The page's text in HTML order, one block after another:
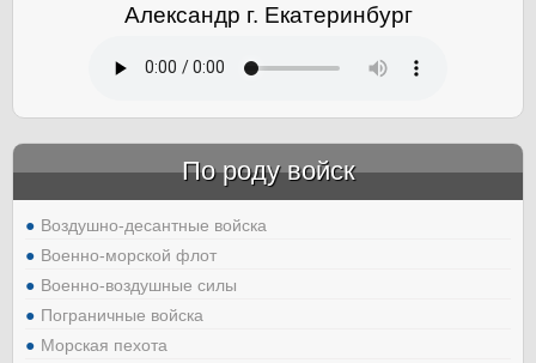
Александр г. Екатеринбург
По роду войск
Воздушно-десантные войска
Военно-морской флот
Военно-воздушные силы
Пограничные войска
Морская пехота